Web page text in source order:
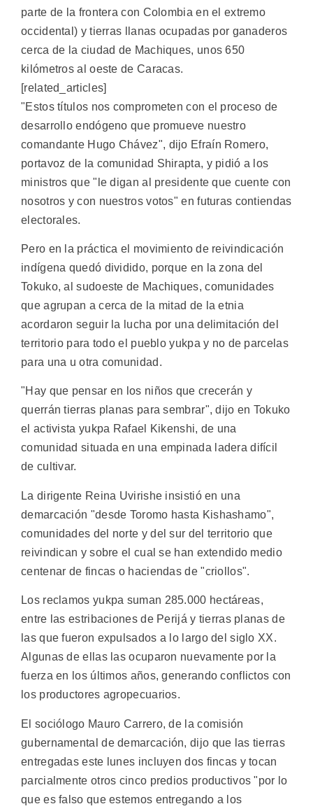
parte de la frontera con Colombia en el extremo
occidental) y tierras llanas ocupadas por ganaderos
cerca de la ciudad de Machiques, unos 650
kilómetros al oeste de Caracas.
[related_articles]
"Estos títulos nos comprometen con el proceso de
desarrollo endógeno que promueve nuestro
comandante Hugo Chávez", dijo Efraín Romero,
portavoz de la comunidad Shirapta, y pidió a los
ministros que "le digan al presidente que cuente con
nosotros y con nuestros votos" en futuras contiendas
electorales.
Pero en la práctica el movimiento de reivindicación
indígena quedó dividido, porque en la zona del
Tokuko, al sudoeste de Machiques, comunidades
que agrupan a cerca de la mitad de la etnia
acordaron seguir la lucha por una delimitación del
territorio para todo el pueblo yukpa y no de parcelas
para una u otra comunidad.
"Hay que pensar en los niños que crecerán y
querrán tierras planas para sembrar", dijo en Tokuko
el activista yukpa Rafael Kikenshi, de una
comunidad situada en una empinada ladera difícil
de cultivar.
La dirigente Reina Uvirishe insistió en una
demarcación "desde Toromo hasta Kishashamo",
comunidades del norte y del sur del territorio que
reivindican y sobre el cual se han extendido medio
centenar de fincas o haciendas de "criollos".
Los reclamos yukpa suman 285.000 hectáreas,
entre las estribaciones de Perijá y tierras planas de
las que fueron expulsados a lo largo del siglo XX.
Algunas de ellas las ocuparon nuevamente por la
fuerza en los últimos años, generando conflictos con
los productores agropecuarios.
El sociólogo Mauro Carrero, de la comisión
gubernamental de demarcación, dijo que las tierras
entregadas este lunes incluyen dos fincas y tocan
parcialmente otros cinco predios productivos "por lo
que es falso que estemos entregando a los